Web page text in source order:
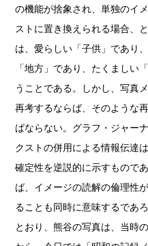
Kota Kishi (101) Mariko Takahashi (23)
Nana Kakuda (61) Naoki Ohji (66)
Park (7) photographers' gallery File
Postwar and Shōwa-Era (8) Presence
Renchan (21) Review (23)
Special Exhibitions (60)
Untitled Records (41) Workshop
の機能が捨象され、単独のイ
ストに置き換えられる場合、
は、愛らしい「子供」であり
「地方」であり、たくましい
うことである。しかし、写真
再考するならば、そのような
ばならない。グラフ・ジャー
クストの併用による情報伝達
確定性を逆説的に示すもので
ば、イメージの読解の倫理性
ることも同時に意味するであ
とおり、熊谷の写真は、当時